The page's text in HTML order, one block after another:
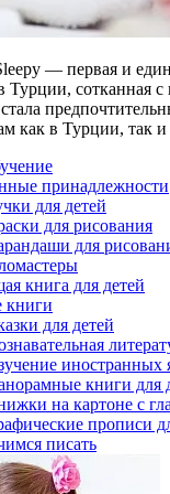
— первая и
Турции, сотканная с
как в Турции, так и
принадлежности
для детей
для рисования
для
книга для детей
книги
для детей
иностранных
книги для
на картоне с
прописи
писать